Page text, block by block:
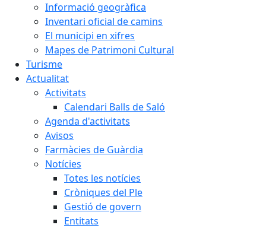
Informació geogràfica
Inventari oficial de camins
El municipi en xifres
Mapes de Patrimoni Cultural
Turisme
Actualitat
Activitats
Calendari Balls de Saló
Agenda d'activitats
Avisos
Farmàcies de Guàrdia
Notícies
Totes les notícies
Cròniques del Ple
Gestió de govern
Entitats